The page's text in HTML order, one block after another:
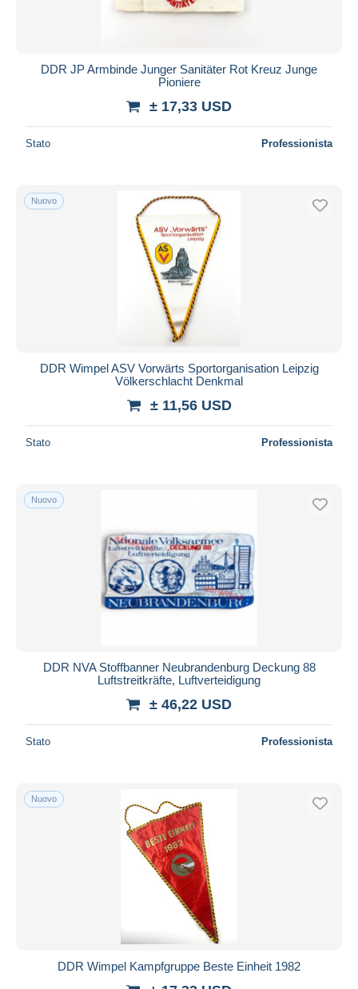
DDR JP Armbinde Junger Sanitäter Rot Kreuz Junge
Pioniere
± 17,33 USD
Stato Professionista
Nuovo
DDR Wimpel ASV Vorwärts Sportorganisation Leipzig
Völkerschlacht Denkmal
± 11,56 USD
Stato Professionista
Nuovo
DDR NVA Stoffbanner Neubrandenburg Deckung 88
Luftstreitkräfte, Luftverteidigung
± 46,22 USD
Stato Professionista
Nuovo
DDR Wimpel Kampfgruppe Beste Einheit 1982